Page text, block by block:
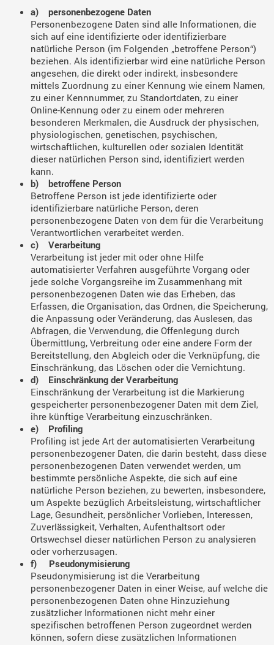
a) personenbezogene Daten
Personenbezogene Daten sind alle Informationen, die
sich auf eine identifizierte oder identifizierbare
natürliche Person (im Folgenden „betroffene Person“)
beziehen. Als identifizierbar wird eine natürliche Person
angesehen, die direkt oder indirekt, insbesondere
mittels Zuordnung zu einer Kennung wie einem Namen,
zu einer Kennnummer, zu Standortdaten, zu einer
Online-Kennung oder zu einem oder mehreren
besonderen Merkmalen, die Ausdruck der physischen,
physiologischen, genetischen, psychischen,
wirtschaftlichen, kulturellen oder sozialen Identität
dieser natürlichen Person sind, identifiziert werden
kann.
b) betroffene Person
Betroffene Person ist jede identifizierte oder
identifizierbare natürliche Person, deren
personenbezogene Daten von dem für die Verarbeitung
Verantwortlichen verarbeitet werden.
c) Verarbeitung
Verarbeitung ist jeder mit oder ohne Hilfe
automatisierter Verfahren ausgeführte Vorgang oder
jede solche Vorgangsreihe im Zusammenhang mit
personenbezogenen Daten wie das Erheben, das
Erfassen, die Organisation, das Ordnen, die Speicherung,
die Anpassung oder Veränderung, das Auslesen, das
Abfragen, die Verwendung, die Offenlegung durch
Übermittlung, Verbreitung oder eine andere Form der
Bereitstellung, den Abgleich oder die Verknüpfung, die
Einschränkung, das Löschen oder die Vernichtung.
d) Einschränkung der Verarbeitung
Einschränkung der Verarbeitung ist die Markierung
gespeicherter personenbezogener Daten mit dem Ziel,
ihre künftige Verarbeitung einzuschränken.
e) Profiling
Profiling ist jede Art der automatisierten Verarbeitung
personenbezogener Daten, die darin besteht, dass diese
personenbezogenen Daten verwendet werden, um
bestimmte persönliche Aspekte, die sich auf eine
natürliche Person beziehen, zu bewerten, insbesondere,
um Aspekte bezüglich Arbeitsleistung, wirtschaftlicher
Lage, Gesundheit, persönlicher Vorlieben, Interessen,
Zuverlässigkeit, Verhalten, Aufenthaltsort oder
Ortswechsel dieser natürlichen Person zu analysieren
oder vorherzusagen.
f) Pseudonymisierung
Pseudonymisierung ist die Verarbeitung
personenbezogener Daten in einer Weise, auf welche die
personenbezogenen Daten ohne Hinzuziehung
zusätzlicher Informationen nicht mehr einer
spezifischen betroffenen Person zugeordnet werden
können, sofern diese zusätzlichen Informationen